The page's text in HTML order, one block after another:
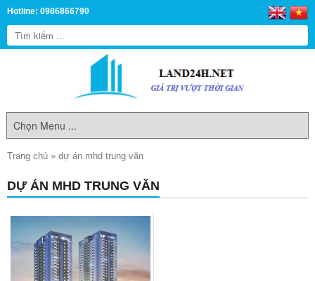
Hotline: 0986866790
Trang chủ » dự án mhd trung văn
DỰ ÁN MHD TRUNG VĂN